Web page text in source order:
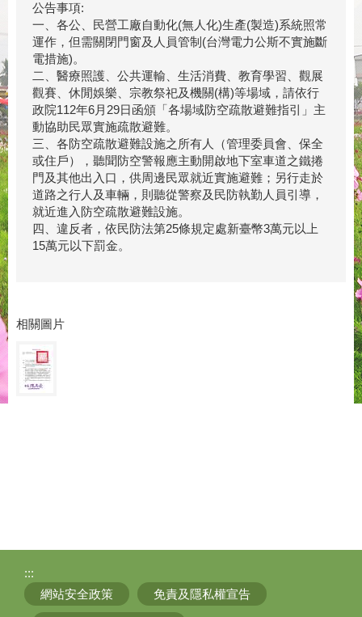
公告事項:
一、各公、民營工廠自動化(無人化)生產(製造)系統照常
運作，但需關閉門窗及人員管制(台灣電力公斯不實施斷
電措施)。
二、醫療照護、公共運輸、生活消費、教育學習、觀展
觀賽、休閒娛樂、宗教祭祀及機關(構)等場域，請依行
政院112年6月29日函頒「各場域防空疏散避難指引」主
動協助民眾實施疏散避難。
三、各防空疏散避難設施之所有人（管理委員會、保全
或住戶），聽聞防空警報應主動開啟地下室車道之鐵捲
門及其他出入口，供周邊民眾就近實施避難；另行走於
道路之行人及車輛，則聽從警察及民防執勤人員引導，
就近進入防空疏散避難設施。
四、違反者，依民防法第25條規定處新臺幣3萬元以上
15萬元以下罰金。
相關圖片
:::
網站安全政策
免責及隱私權宣告